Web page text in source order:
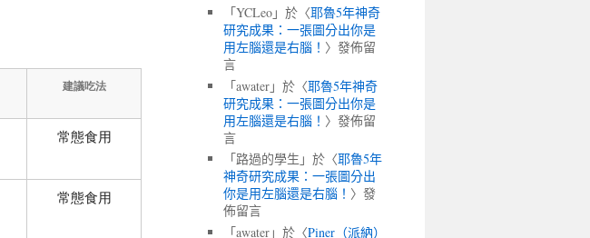
建議吃法
常態食用
常態食用
「YCLeo 」於〈耶魯5年神奇
研究成果：一張圖分出你是
用左腦還是右腦！ 〉發佈留
言
「awater 」於〈耶魯5年神奇
研究成果：一張圖分出你是
用左腦還是右腦！ 〉發佈留
言
「路過的學生 」於〈耶魯5年
神奇研究成果：一張圖分出
你是用左腦還是右腦！ 〉發
佈留言
「awater 」於〈Piner（派納）